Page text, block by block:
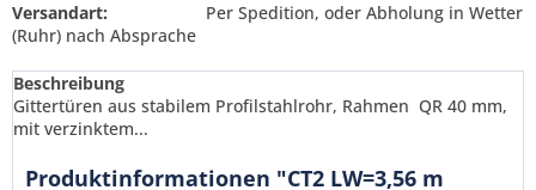
Versandart:
Per Spedition, oder Abholung in Wetter
(Ruhr) nach Absprache
Beschreibung
Gittertüren aus stabilem Profilstahlrohr, Rahmen QR 40 mm,
mit verzinktem...
Produktinformationen "CT2 LW=3,56 m